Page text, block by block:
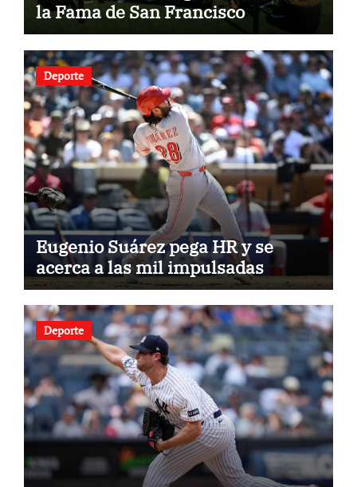
la Fama de San Francisco
Deporte
Eugenio Suárez pega HR y se
acerca a las mil impulsadas
Deporte